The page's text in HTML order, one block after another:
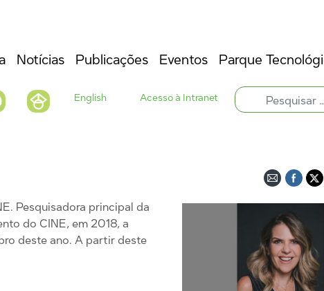
Notícias Publicações Eventos Parque
English Acesso à Intranet
Pesquisadora principal da
do CINE, em 2018, a
deste ano. A partir deste